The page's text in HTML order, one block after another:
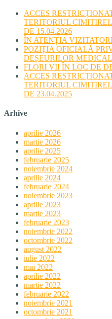
ACCES
TERITORIUL
DE 15.04.2026
ÎN ATENȚIA
POZIȚIA OFICIALĂ
DEȘEURILOR
FLORI VII ÎN LOC DE
ACCES
TERITORIUL
DE 23.04.2025
Arhive
aprilie 2026
martie 2026
aprilie 2025
februarie 2025
noiembrie 2024
aprilie 2024
februarie 2024
noiembrie 2023
aprilie 2023
martie 2023
februarie 2023
noiembrie 2022
octombrie 2022
august 2022
iulie 2022
mai 2022
aprilie 2022
martie 2022
februarie 2022
noiembrie 2021
octombrie 2021